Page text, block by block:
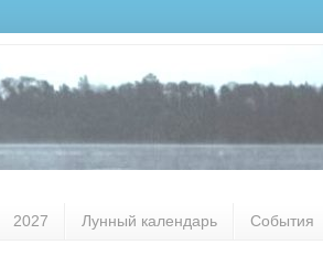
2027 Лунный календарь События